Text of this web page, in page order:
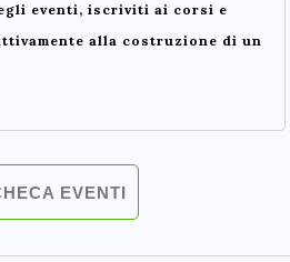
eventi, iscriviti ai corsi e
alla costruzione di un
EVENTI